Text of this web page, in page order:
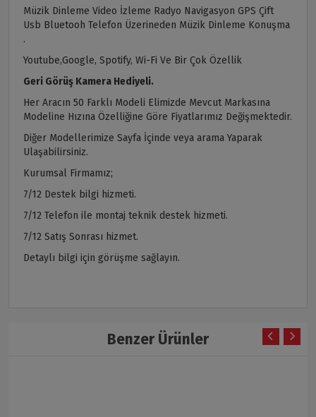
Müzik Dinleme Video İzleme Radyo Navigasyon GPS Çift
Usb Bluetooh Telefon Üzerineden Müzik Dinleme Konuşma
.
Youtube,Google, Spotify, Wi-Fi Ve Bir Çok Özellik
Geri Görüş Kamera Hediyeli.
Her Aracın 50 Farklı Modeli Elimizde Mevcut Markasına
Modeline Hızına Özelliğine Göre Fiyatlarımız Değişmektedir.
Diğer Modellerimize Sayfa İçinde veya arama Yaparak
Ulaşabilirsiniz.
Kurumsal Firmamız;
7/12 Destek bilgi hizmeti.
7/12 Telefon ile montaj teknik destek hizmeti.
7/12 Satış Sonrası hizmet.
Detaylı bilgi için görüşme sağlayın.
Benzer Ürünler